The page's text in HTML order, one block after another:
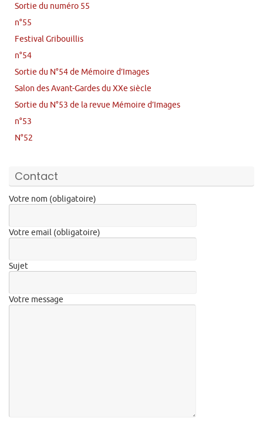
Sortie du numéro 55
n°55
Festival Gribouillis
n°54
Sortie du N°54 de Mémoire d’Images
Salon des Avant-Gardes du XXe siècle
Sortie du N°53 de la revue Mémoire d’Images
n°53
N°52
Contact
Votre nom (obligatoire)
Votre email (obligatoire)
Sujet
Votre message